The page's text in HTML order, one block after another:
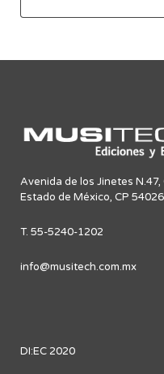
Avenida de los Jinetes
Estado de México, CP 54026
T. 55-5240-1202
info@musitech.com.mx
DI:EC 2020